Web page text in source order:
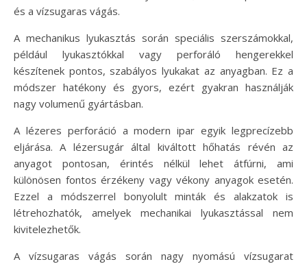
és a vízsugaras vágás.
A mechanikus lyukasztás során speciális szerszámokkal,
például lyukasztókkal vagy perforáló hengerekkel
készítenek pontos, szabályos lyukakat az anyagban. Ez a
módszer hatékony és gyors, ezért gyakran használják
nagy volumenű gyártásban.
A lézeres perforáció a modern ipar egyik legprecízebb
eljárása. A lézersugár által kiváltott hőhatás révén az
anyagot pontosan, érintés nélkül lehet átfúrni, ami
különösen fontos érzékeny vagy vékony anyagok esetén.
Ezzel a módszerrel bonyolult minták és alakzatok is
létrehozhatók, amelyek mechanikai lyukasztással nem
kivitelezhetők.
A vízsugaras vágás során nagy nyomású vízsugarat